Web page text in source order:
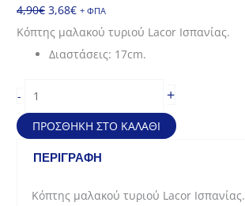
4,90€ Original
price
was:
4,90€.
3,68€Η
τρέχουσα
είναι:
+ ΦΠΑ
Κόπτης μαλακού τυριού Lacor Ισπανίας.
Διαστάσεις: 17cm.
-
μαλακού
τυριού
(17cm)
ποσότητα
+
ΠΡΟΣΘΉΚΗ ΣΤΟ ΚΑΛΆΘΙ
ΠΕΡΙΓΡΑΦΉ
Κόπτης μαλακού τυριού Lacor Ισπανίας.